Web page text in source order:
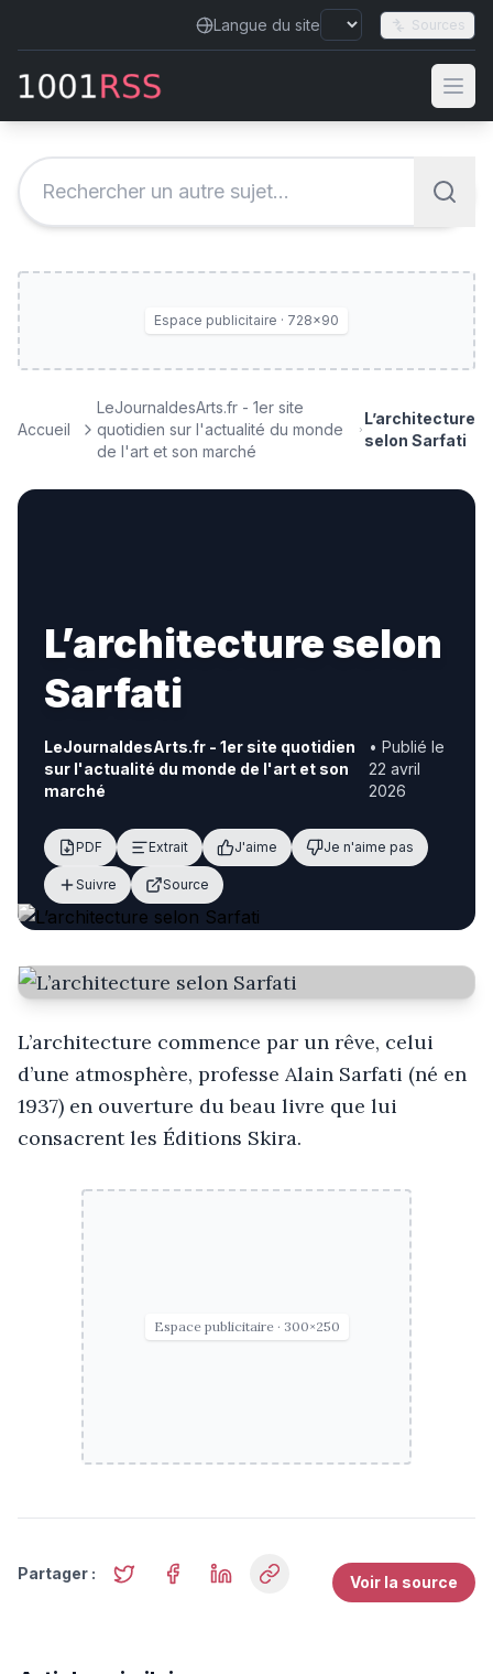
Langue du site Sources
Espace publicitaire · 728×90
Accueil
LeJournaldesArts.fr - 1er site
quotidien sur l'actualité du monde
de l'art et son marché
L’architecture
selon Sarfati
L’architecture selon
Sarfati
LeJournaldesArts.fr - 1er site quotidien
sur l'actualité du monde de l'art et son
marché
• Publié le
22 avril
2026
PDF Extrait J'aime Je n'aime pas
Suivre Source
L’architecture commence par un rêve, celui
d’une atmosphère, professe Alain Sarfati (né en
1937) en ouverture du beau livre que lui
consacrent les Éditions Skira.
Espace publicitaire · 300×250
Partager : Voir la source